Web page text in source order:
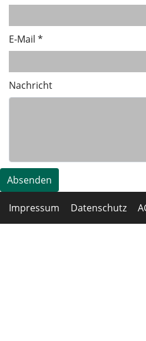
E-Mail *
Nachricht
Absenden
Impressum Datenschutz